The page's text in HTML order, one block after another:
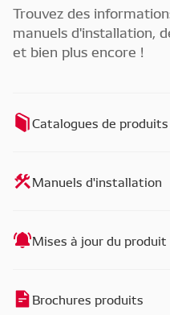
Trouvez des
manuels d'installation,
et bien plus encore !
Catalogues de produits
Manuels d'installation
Mises à jour du produit
Brochures produits